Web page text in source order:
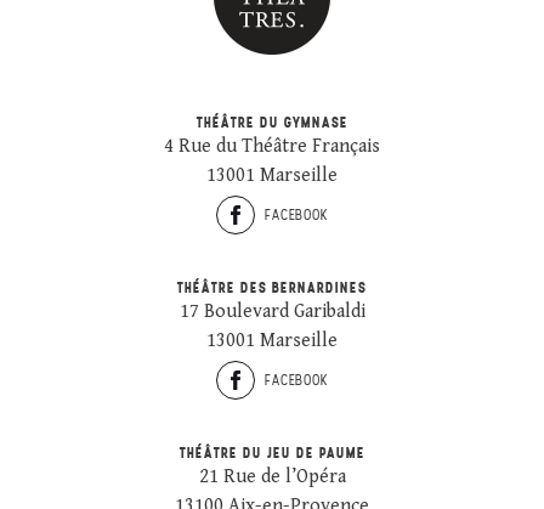
THÉÂTRE DU GYMNASE
4 Rue du Théâtre Français
13001 Marseille
FACEBOOK
THÉÂTRE DES BERNARDINES
17 Boulevard Garibaldi
13001 Marseille
FACEBOOK
THÉÂTRE DU JEU DE PAUME
21 Rue de l’Opéra